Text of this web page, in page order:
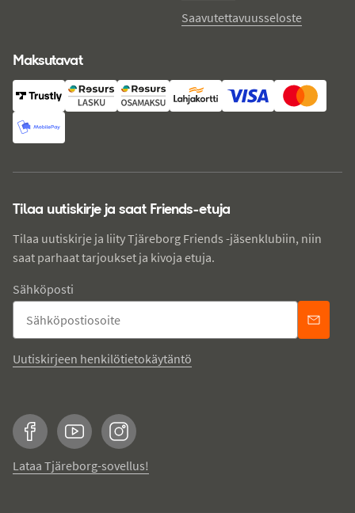
Saavutettavuusseloste
Maksutavat
Tilaa uutiskirje ja saat Friends-etuja
Tilaa uutiskirje ja liity Tjäreborg Friends -jäsenklubiin, niin
saat parhaat tarjoukset ja kivoja etuja.
Sähköposti
Uutiskirjeen henkilötietokäytäntö
FacebookYouTubeInstagram
Lataa Tjäreborg-sovellus!